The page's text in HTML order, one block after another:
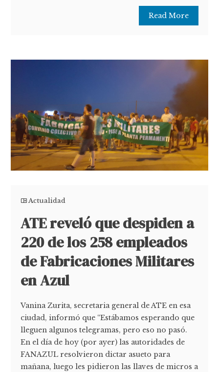
Read More
Actualidad
ATE reveló que despiden a
220 de los 258 empleados
de Fabricaciones Militares
en Azul
Vanina Zurita, secretaria general de ATE en esa
ciudad, informó que “Estábamos esperando que
lleguen algunos telegramas, pero eso no pasó.
En el día de hoy (por ayer) las autoridades de
FANAZUL resolvieron dictar asueto para
mañana, luego les pidieron las llaves de micros a